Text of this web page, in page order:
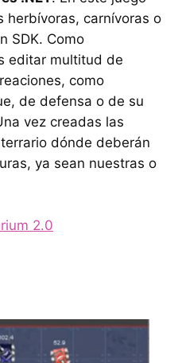
herbívoras, carnívoras o
SDK. Como
editar multitud de
como
de defensa o de su
vez creadas las
dónde deberán
ya sean nuestras o
2.0